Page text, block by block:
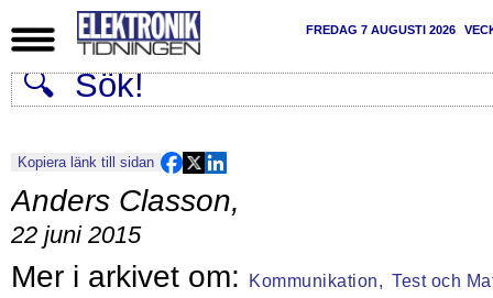
FREDAG 7 AUGUSTI 2026
Kopiera länk till sidan
Anders Classon,
22 juni 2015
Kommunikation, Test och